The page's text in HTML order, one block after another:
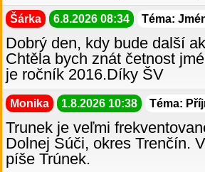
Šárka 6.8.2026 08:34 Téma:
Dobrý den, kdy bude další
Chtěla bych znát četnost
je ročník 2016.Díky ŠV
Monika 1.8.2026 10:38 Téma:
Trunek je veľmi
Dolnej Súči, okres Trenčín.
píše Trúnek.